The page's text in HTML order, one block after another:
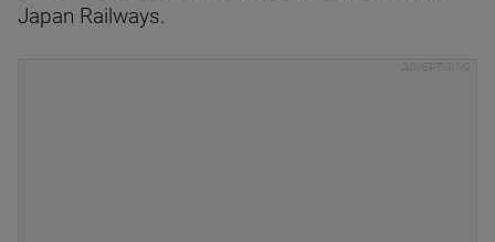
Japan Railways.